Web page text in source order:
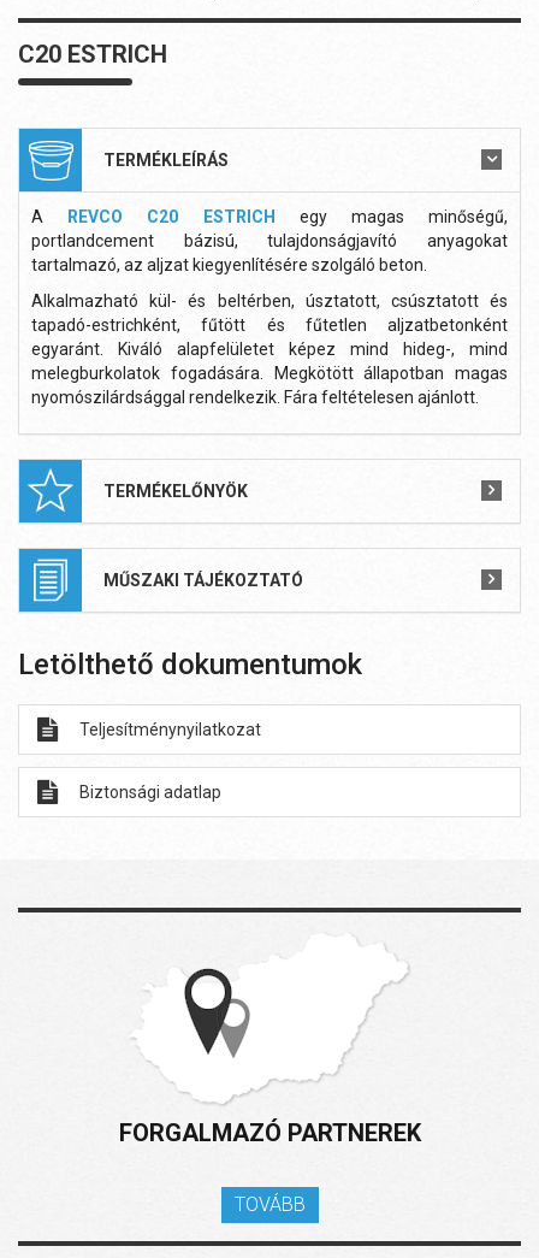
C20 ESTRICH
TERMÉKLEÍRÁS
A REVCO C20 ESTRICH
egy magas minőségű,
portlandcement bázisú, tulajdonságjavító anyagokat
tartalmazó, az aljzat kiegyenlítésére szolgáló beton.
Alkalmazható kül- és beltérben, úsztatott, csúsztatott és
tapadó-estrichként, fűtött és fűtetlen aljzatbetonként
egyaránt. Kiváló alapfelületet képez mind hideg-, mind
melegburkolatok fogadására. Megkötött állapotban magas
nyomószilárdsággal rendelkezik. Fára feltételesen ajánlott.
TERMÉKELŐNYÖK
MŰSZAKI TÁJÉKOZTATÓ
Letölthető dokumentumok
Teljesítménynyilatkozat
Biztonsági adatlap
FORGALMAZÓ PARTNEREK
TOVÁBB